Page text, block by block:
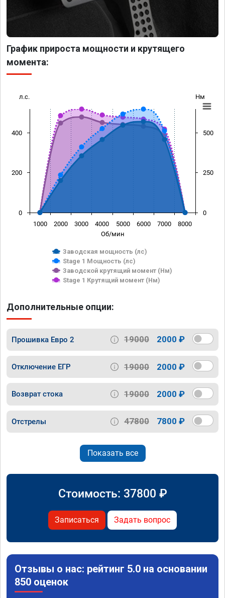
График прироста мощности и крутящего
момента:
Об/мин
л.с. Нм
Заводская мощность (лс)
Stage 1 Мощность (лс)
Заводской крутящий момент (Нм)
Stage 1 Крутящий момент (Нм)
1000 2000 3000 4000 5000 6000 7000 8000
0
200
400
0
250
500
Дополнительные опции:
Прошивка Евро 2 19000 2000 ₽
Отключение ЕГР 19000 2000 ₽
Возврат стока 19000 2000 ₽
Отстрелы 47800 7800 ₽
Показать все
Стоимость: 37800 ₽
Записаться Задать вопрос
Отзывы о нас: рейтинг 5.0 на основании
850 оценок